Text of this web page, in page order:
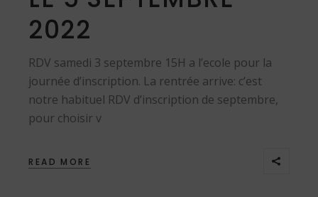
2022
RDV samedi 3 septembre 15H a l’ecole pour la
journée d’inscription. La rentrée arrive: c’est
notre habituel RDV d’inscription de septembre,
pour choisir v
READ MORE